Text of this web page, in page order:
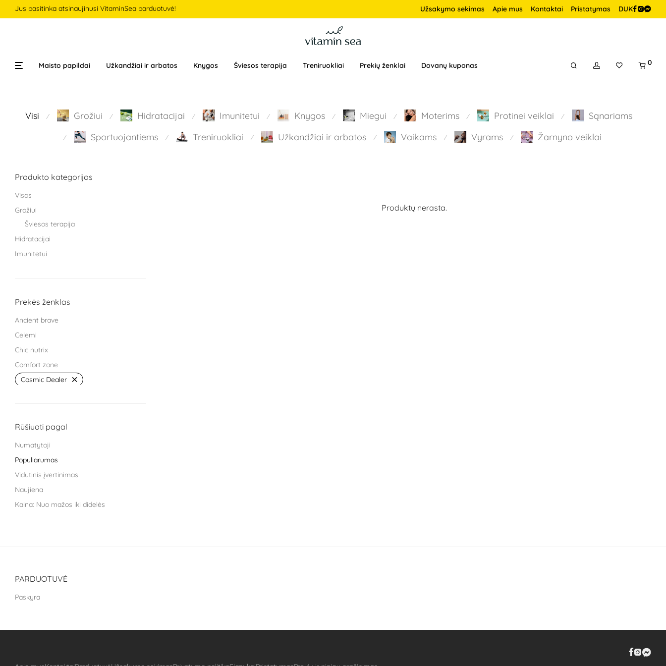
Jus pasitinka atsinaujinusi VitaminSea parduotuvė! Užsakymo sekimas Apie mus Kontaktai Pristatymas DUK
Maisto papildai Užkandžiai ir arbatos Knygos Šviesos terapija Treniruokliai Prekių ženklai Dovanų kuponas 0
Visi ⁄ Grožiui ⁄ Hidratacijai ⁄ Imunitetui ⁄ Knygos ⁄ Miegui ⁄ Moterims ⁄ Protinei veiklai ⁄ Sąnariams
⁄ Sportuojantiems ⁄ Treniruokliai ⁄ Užkandžiai ir arbatos ⁄ Vaikams ⁄ Vyrams ⁄ Žarnyno veiklai
Produkto kategorijos
Visos
Grožiui
Šviesos terapija
Hidratacijai
Imunitetui
Moterims
Užkandžiai ir arbatos
Vaikams
Prekės ženklas
Ancient brave
Celemi
Chic nutrix
Comfort zone
Cosmic Dealer
Kingsmith
Treat It Green
VitaminSea
Rūšiuoti pagal
Numatytoji
Populiarumas
Vidutinis įvertinimas
Naujiena
Kaina: Nuo mažos iki didelės
Produktų nerasta.
PARDUOTUVĖ
Paskyra